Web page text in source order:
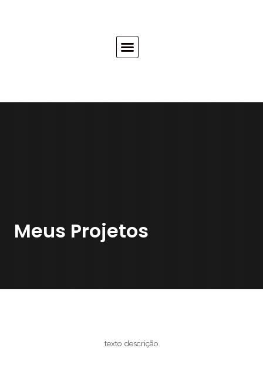
Meus Projetos
texto descrição